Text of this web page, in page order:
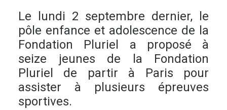
Le lundi 2 septembre dernier, le
pôle enfance et adolescence de la
Fondation Pluriel a proposé à
seize jeunes de la Fondation
Pluriel de partir à Paris pour
assister à plusieurs épreuves
sportives.